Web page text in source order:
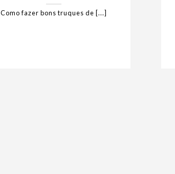
Como fazer bons truques de [...]